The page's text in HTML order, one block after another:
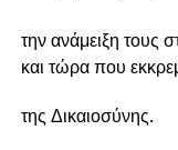
την ανάμειξη τους
και τώρα που
της Δικαιοσύνης.